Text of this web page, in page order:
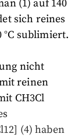
(1) auf 140
sich reines
°C sublimiert.
nicht
reinen
CH3Cl
(4) haben